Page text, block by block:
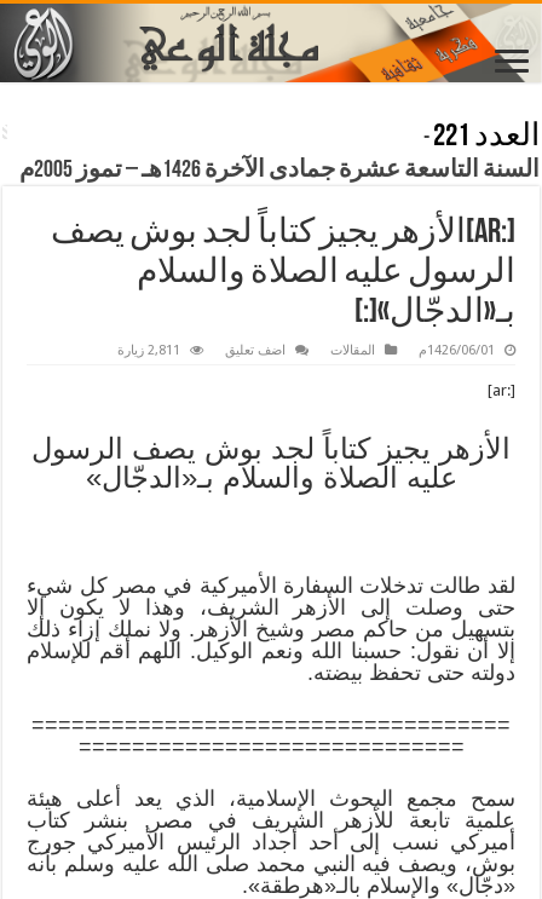
العدد 221
-
السنة التاسعة عشرة جمادى الآخرة 1426هـ – تموز 2005م
[:ar]الأزهر يجيز كتاباً لجد بوش يصف
الرسول عليه الصلاة والسلام
بـ«الدجّال»[:]
1426/06/01م المقالات اضف تعليق 2,811 زيارة
[:ar]
الأزهر يجيز كتاباً لجد بوش يصف الرسول
عليه الصلاة والسلام بـ«الدجّال»
لقد طالت تدخلات السفارة الأميركية في مصر كل شيء
حتى وصلت إلى الأزهر الشريف، وهذا لا يكون إلا
بتسهيل من حاكم مصر وشيخ الأزهر. ولا نملك إزاء ذلك
إلا أن نقول: حسبنا الله ونعم الوكيل. اللهم أقم للإسلام
دولته حتى تحفظ بيضته.
====================================
=============================
سمح مجمع البحوث الإسلامية، الذي يعد أعلى هيئة
علمية تابعة للأزهر الشريف في مصر, بنشر كتاب
أميركي نسب إلى أحد أجداد الرئيس الأميركي جورج
بوش، ويصف فيه النبي محمد صلى الله عليه وسلم بأنه
«دجّال» والإسلام بالـ«هرطقة».